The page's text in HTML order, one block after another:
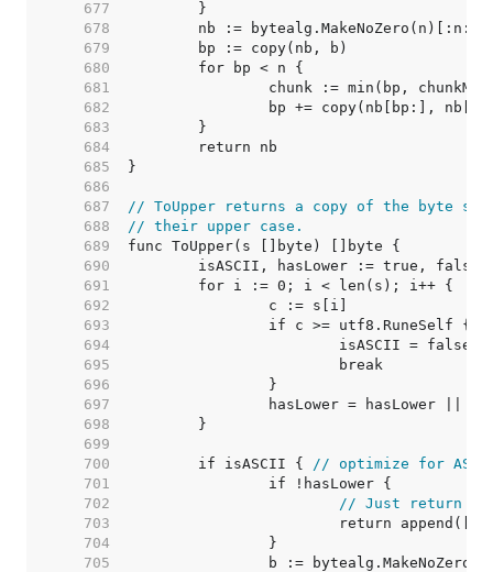
   677
   678
   679
   680
   681
   682
   683
   684
   685
   686
   687
// ToUpper returns a copy of the byte
   688
// their upper case.
   689
   690
   691
   692
   693
   694
   695
   696
   697
   698
   699
   700
	if isASCII {
// optimize for
   701
   702
// Just return a
   703
   704
   705